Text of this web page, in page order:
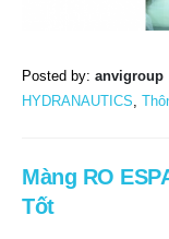
Posted by: anvigroup
HYDRANAUTICS
Màng RO
Tốt